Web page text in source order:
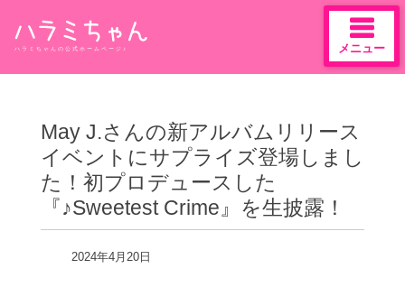
content
ハラミちゃんの公式ホームページ♪ メニュー
May J.さんの新アルバムリリース
イベントにサプライズ登場しまし
た！初プロデュースした
『♪Sweetest Crime』を生披露！
2024年4月20日